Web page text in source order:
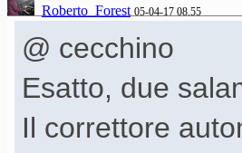
Roberto_Forest 05-04-17 08.55
@ cecchino
Esatto, due
Il correttore